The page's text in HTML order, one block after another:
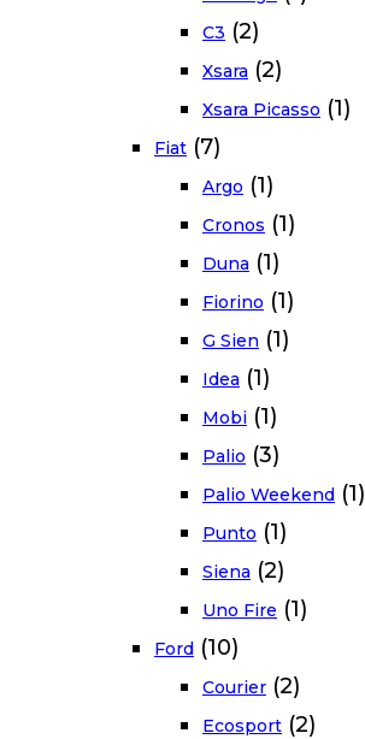
C3 (2)
Xsara (2)
Xsara Picasso (1)
Fiat (7)
Argo (1)
Cronos (1)
Duna (1)
Fiorino (1)
G Sien (1)
Idea (1)
Mobi (1)
Palio (3)
Palio Weekend (1)
Punto (1)
Siena (2)
Uno Fire (1)
Ford (10)
Courier (2)
Ecosport (2)